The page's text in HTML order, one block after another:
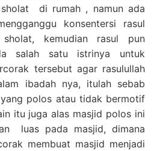
sholat di rumah , namun ada
konsentersi rasul
sholat, kemudian rasul pun
salah satu istrinya untuk
tersebut agar rasulullah
ibadah nya, itulah sebab
polos atau tidak bermotif
itu juga alas masjid polos ini
luas pada masjid, dimana
membuat masjid menjadi